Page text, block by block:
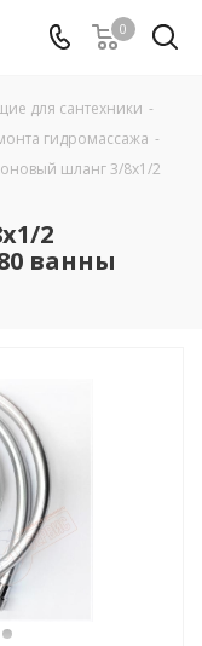
0
для сантехники -
гидромассажа -
шланг 3/8x1/2
2
ванны